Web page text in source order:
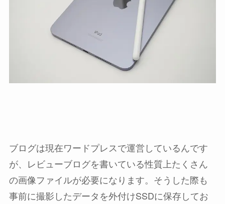
ブログは現在ワードプレスで運営しているんです
が、レビューブログを書いている性質上たくさん
の画像ファイルが必要になります。そうした際も
事前に撮影したデータを外付けSSDに保存してお